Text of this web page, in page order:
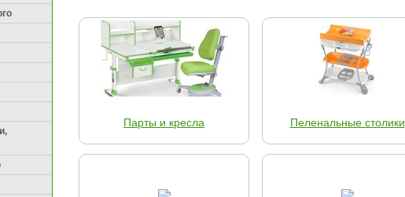
Парты и кресла Пеленальные столики